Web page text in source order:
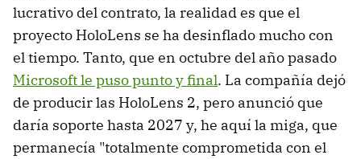
lucrativo del contrato, la realidad es que el
proyecto HoloLens se ha desinflado mucho con
el tiempo. Tanto, que en octubre del año pasado
Microsoft le puso punto y final. La compañía dejó
de producir las HoloLens 2, pero anunció que
daría soporte hasta 2027 y, he aquí la miga, que
permanecía "totalmente comprometida con el